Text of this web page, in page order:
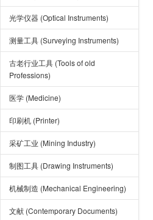
光学仪器 (Optical Instruments)
测量工具 (Surveying Instruments)
古老行业工具 (Tools of old
Professions)
医学 (Medicine)
印刷机 (Printer)
采矿工业 (Mining Industry)
制图工具 (Drawing Instruments)
机械制造 (Mechanical Engineering)
文献 (Contemporary Documents)